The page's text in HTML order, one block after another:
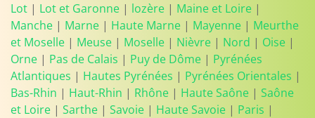
Lot | Lot et Garonne | lozère | Maine et Loire |
Manche | Marne | Haute Marne | Mayenne | Meurthe
et Moselle | Meuse | Moselle | Nièvre | Nord | Oise |
Orne | Pas de Calais | Puy de Dôme | Pyrénées
Atlantiques | Hautes Pyrénées | Pyrénées Orientales |
Bas-Rhin | Haut-Rhin | Rhône | Haute Saône | Saône
et Loire | Sarthe | Savoie | Haute Savoie | Paris |